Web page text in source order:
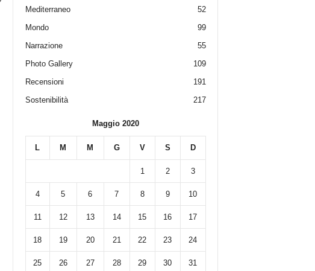
Mediterraneo
52
Mondo
99
Narrazione
55
Photo Gallery
109
Recensioni
191
Sostenibilità
217
Maggio 2020
L M M G V S D
1 2 3
4 5 6 7 8 9 10
11 12 13 14 15 16 17
18 19 20 21 22 23 24
25 26 27 28 29 30
31